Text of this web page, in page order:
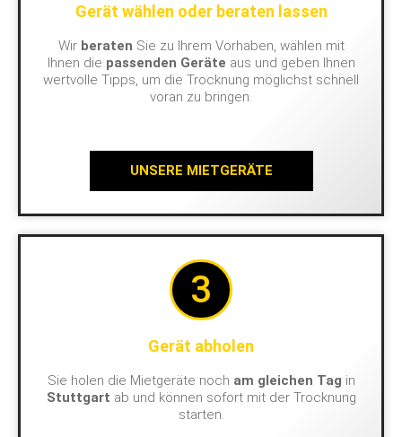
Gerät wählen oder beraten lassen
Wir beraten Sie zu Ihrem Vorhaben, wählen mit
Ihnen die passenden Geräte aus und geben Ihnen
wertvolle Tipps, um die Trocknung möglichst schnell
voran zu bringen.
UNSERE MIETGERÄTE
3
Gerät abholen
Sie holen die Mietgeräte noch am gleichen Tag in
Stuttgart ab und können sofort mit der Trocknung
starten.